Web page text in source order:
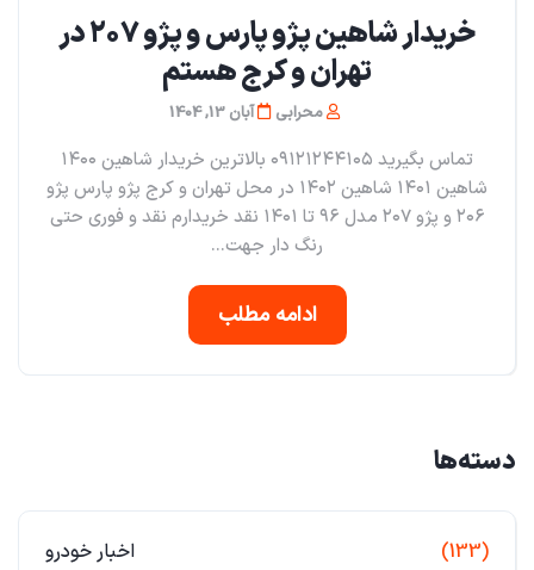
خریدار شاهین پژو پارس و پژو ۲۰۷ در
تهران و کرج هستم
محرابی آبان 13, 1404
تماس بگیرید ۰۹۱۲۱۲۴۴۱۰۵ بالاترین خریدار شاهین ۱۴۰۰
شاهین ۱۴۰۱ شاهین ۱۴۰۲ در محل تهران و کرج پژو پارس پژو
۲۰۶ و پژو ۲۰۷ مدل ۹۶ تا ۱۴۰۱ نقد خریدارم نقد و فوری حتی
رنگ دار جهت...
ادامه مطلب
دسته‌ها
اخبار خودرو (133)